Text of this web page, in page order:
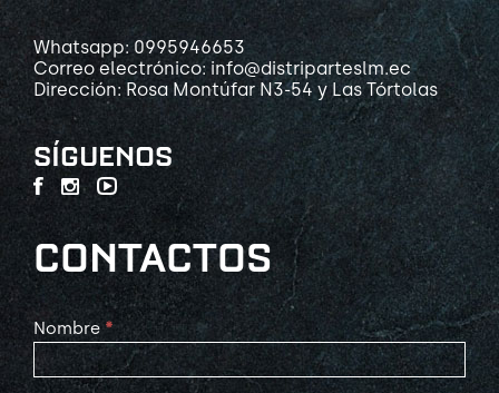
Whatsapp: 0995946653
Correo electrónico: info@distriparteslm.ec
Dirección: Rosa Montúfar N3-54 y Las Tórtolas
SÍGUENOS
CONTACTOS
Contact
Us
Nombre *